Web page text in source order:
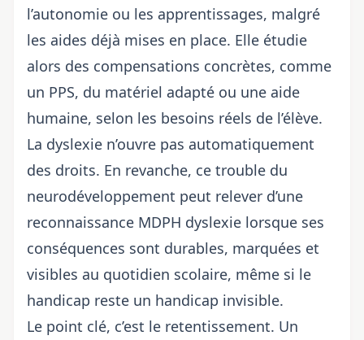
l’autonomie ou les apprentissages, malgré
les aides déjà mises en place. Elle étudie
alors des compensations concrètes, comme
un PPS, du matériel adapté ou une aide
humaine, selon les besoins réels de l’élève.
La dyslexie n’ouvre pas automatiquement
des droits. En revanche, ce trouble du
neurodéveloppement peut relever d’une
reconnaissance MDPH dyslexie lorsque ses
conséquences sont durables, marquées et
visibles au quotidien scolaire, même si le
handicap reste un handicap invisible.
Le point clé, c’est le retentissement. Un